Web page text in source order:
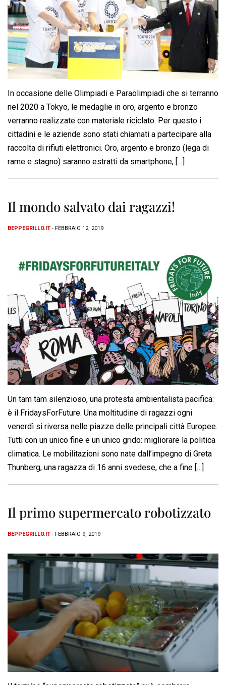
In occasione delle Olimpiadi e Paraolimpiadi che si terranno
nel 2020 a Tokyo, le medaglie in oro, argento e bronzo
verranno realizzate con materiale riciclato. Per questo i
cittadini e le aziende sono stati chiamati a partecipare alla
raccolta di rifiuti elettronici. Oro, argento e bronzo (lega di
rame e stagno) saranno estratti da smartphone, […]
Il mondo salvato dai ragazzi!
BEPPEGRILLO.IT - FEBBRAIO 12, 2019
Un tam tam silenzioso, una protesta ambientalista pacifica:
è il FridaysForFuture. Una moltitudine di ragazzi ogni
venerdì si riversa nelle piazze delle principali città Europee.
Tutti con un unico fine e un unico grido: migliorare la politica
climatica. Le mobilitazioni sono nate dall’impegno di Greta
Thunberg, una ragazza di 16 anni svedese, che a fine […]
Il primo supermercato robotizzato
BEPPEGRILLO.IT - FEBBRAIO 9, 2019